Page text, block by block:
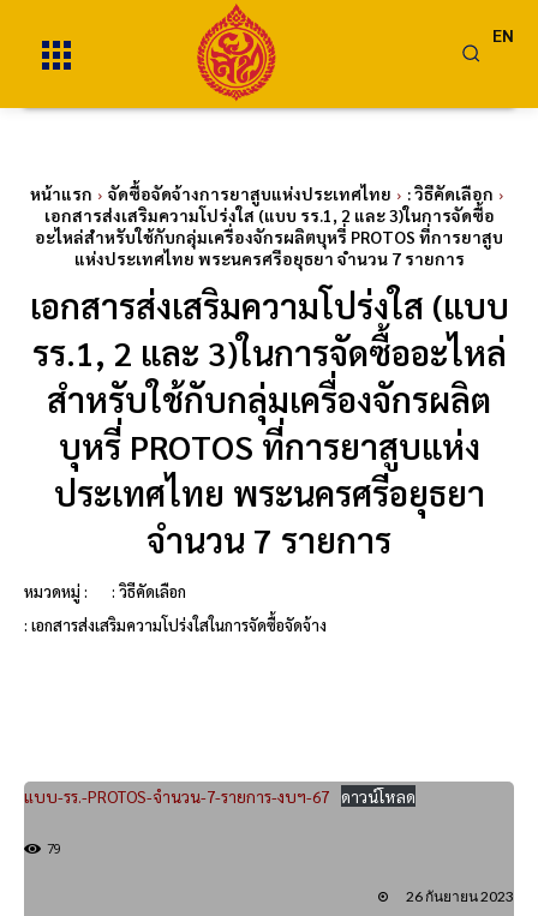
EN
หน้าแรก จัดซื้อจัดจ้างการยาสูบแห่งประเทศไทย
: วิธีคัดเลือก
เอกสารส่งเสริมความโปร่งใส (แบบ รร.1, 2 และ 3)ในการจัดซื้อ
อะไหล่สำหรับใช้กับกลุ่มเครื่องจักรผลิตบุหรี่ PROTOS ที่การยาสูบ
แห่งประเทศไทย พระนครศรีอยุธยา จำนวน 7 รายการ
เอกสารส่งเสริมความโปร่งใส (แบบ
รร.1, 2 และ 3)ในการจัดซื้ออะไหล่
สำหรับใช้กับกลุ่มเครื่องจักรผลิต
บุหรี่ PROTOS ที่การยาสูบแห่ง
ประเทศไทย พระนครศรีอยุธยา
จำนวน 7 รายการ
หมวดหมู่ :
: วิธีคัดเลือก
: เอกสารส่งเสริมความโปร่งใสในการจัดซื้อจัดจ้าง
แบบ-รร.-PROTOS-จำนวน-7-รายการ-งบฯ-67 ดาวน์โหลด
79
26 กันยายน 2023